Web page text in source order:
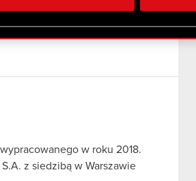
z ich usług. Kontynuując
w roku 2018.
z siedzibą w Warszawie